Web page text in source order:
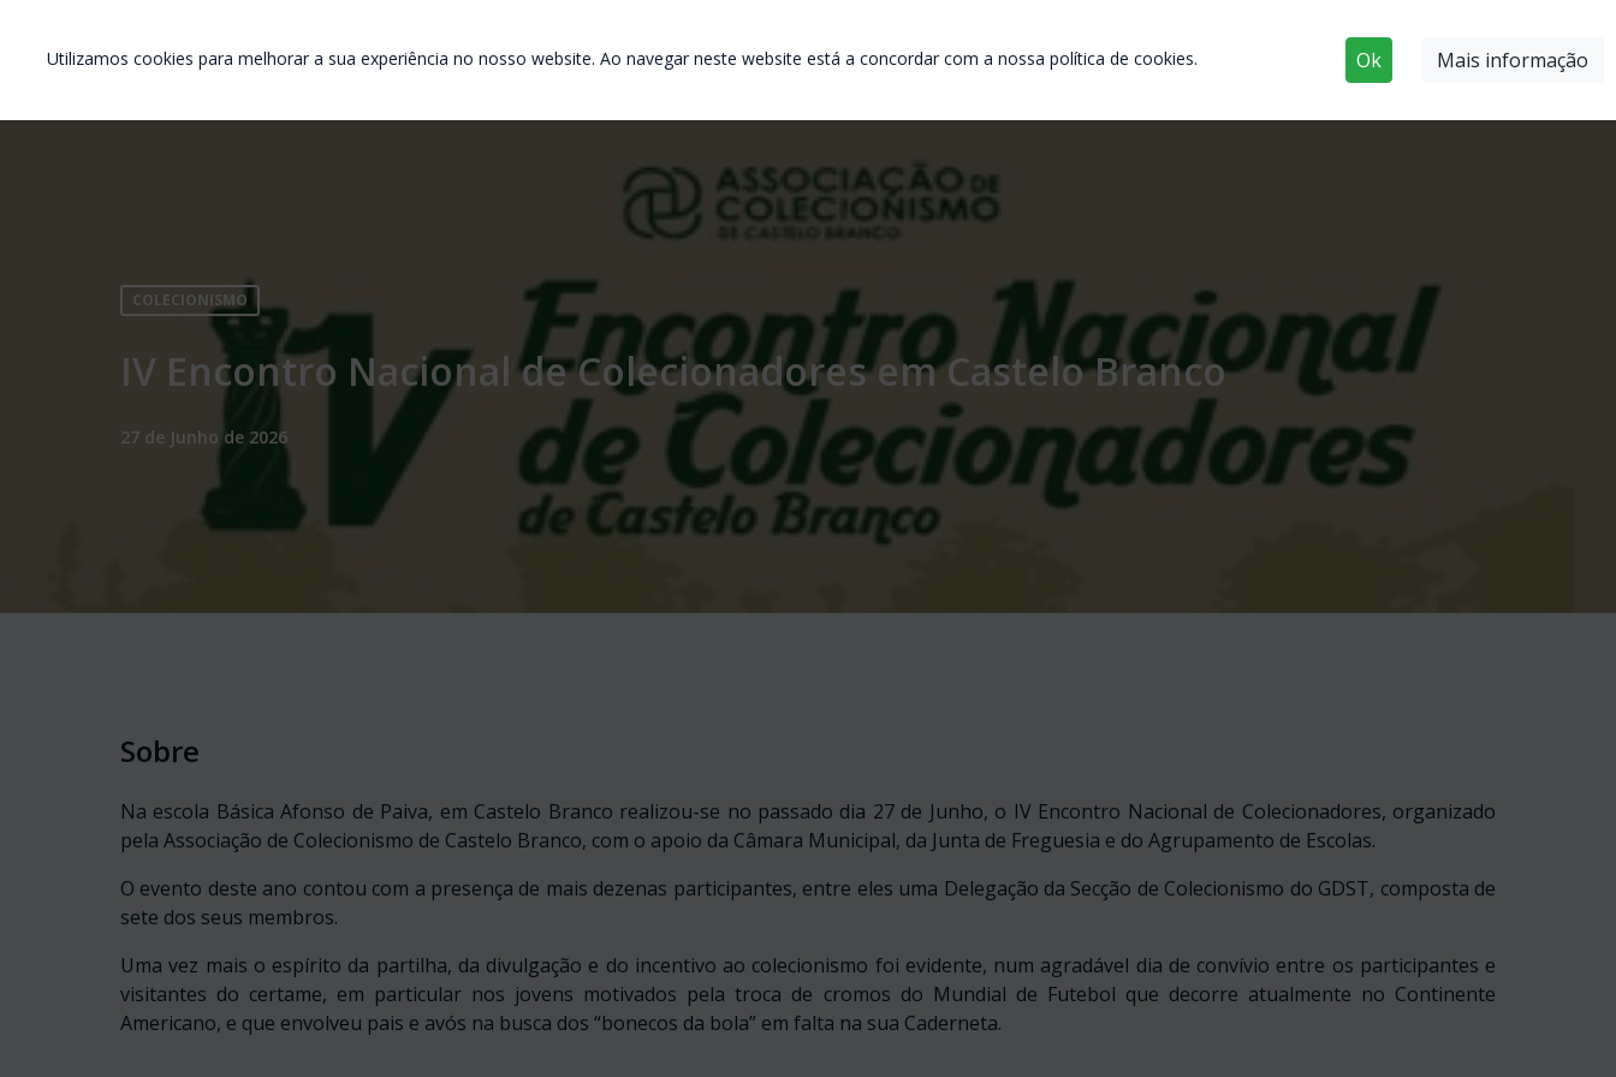
Utilizamos cookies para melhorar a sua experiência no nosso website. Ao navegar neste website está a concordar com a nossa política de cookies. Ok Mais informação
COLECIONISMO
IV Encontro Nacional de Colecionadores em Castelo Branco
27 de Junho de 2026
Sobre
Na escola Básica Afonso de Paiva, em Castelo Branco realizou-se no passado dia 27 de Junho, o IV Encontro Nacional de Colecionadores, organizado
pela Associação de Colecionismo de Castelo Branco, com o apoio da Câmara Municipal, da Junta de Freguesia e do Agrupamento de Escolas.
O evento deste ano contou com a presença de mais dezenas participantes, entre eles uma Delegação da Secção de Colecionismo do GDST, composta de
sete dos seus membros.
Uma vez mais o espírito da partilha, da divulgação e do incentivo ao colecionismo foi evidente, num agradável dia de convívio entre os participantes e
visitantes do certame, em particular nos jovens motivados pela troca de cromos do Mundial de Futebol que decorre atualmente no Continente
Americano, e que envolveu pais e avós na busca dos “bonecos da bola” em falta na sua Caderneta.